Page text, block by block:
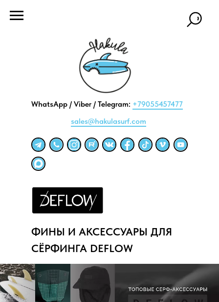
sales@hakulasurf.com
WhatsApp / Viber / Telegram: +79055457477
ФИНЫ И АКСЕССУАРЫ ДЛЯ
СЁРФИНГА DEFLOW